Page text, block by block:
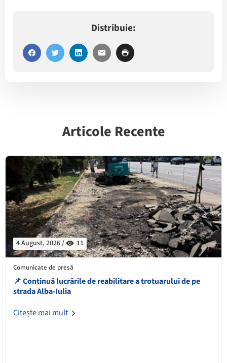
Distribuie:
Articole Recente
4 August, 2026 / 11
Comunicate de presă
📌 Continuă lucrările de reabilitare a trotuarului de pe
strada Alba-Iulia
Citește mai mult